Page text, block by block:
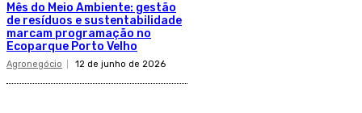
Mês do Meio Ambiente: gestão
de resíduos e sustentabilidade
marcam programação no
Ecoparque Porto Velho
Agronegócio 12 de junho de 2026